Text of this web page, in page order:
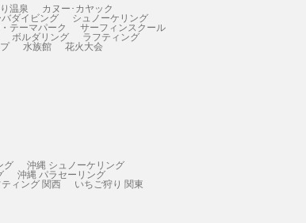
温泉 カヌー･カヤック
ダイビング シュノーケリング
テーマパーク サーフィンスクール
ボルダリング ラフティング
水族館 花火大会
グ 沖縄 シュノーケリング
沖縄 パラセーリング
ィング 関西 いちご狩り 関東